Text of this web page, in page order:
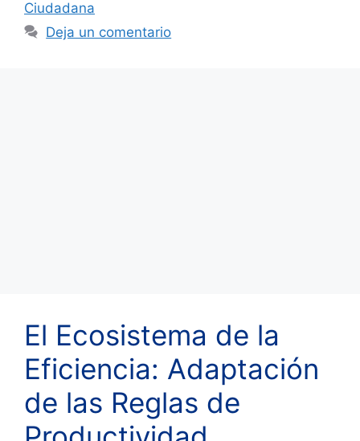
Ciudadana
Deja un comentario
El Ecosistema de la
Eficiencia: Adaptación
de las Reglas de